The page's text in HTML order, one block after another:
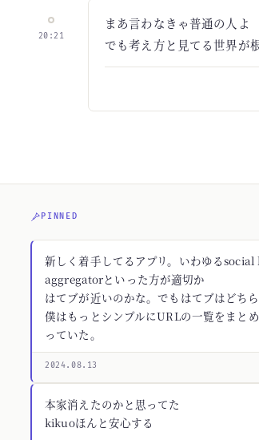
20:21
まあ言わなきゃ普通の人よ
でも考え方と見てる世界が
PINNED
新しく着手してるアプリ。いわゆる
aggregatorといった方が適切か
はてブが近いのかな。でもはてブはどち
僕はもっとシンプルにURLの一覧をまと
っていた。
2024.08.13
本家消えたのかと思ってた
kikuoほんと安心する